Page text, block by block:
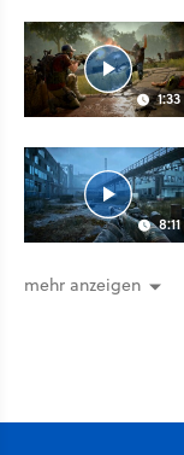
1:33
8:11
mehr anzeigen